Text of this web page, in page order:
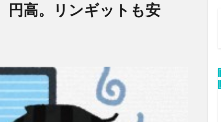
円高。リンギットも安
グリグリ画像 マレーシア動画 ヨーグルト